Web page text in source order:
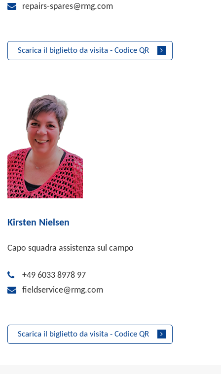
repairs-spares@rmg.com
Scarica il biglietto da visita - Codice QR
Kirsten Nielsen
Capo squadra assistenza sul campo
+49 6033 8978 97
fieldservice@rmg.com
Scarica il biglietto da visita - Codice QR